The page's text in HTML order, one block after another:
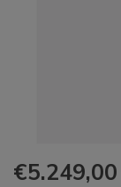
€5.249,00